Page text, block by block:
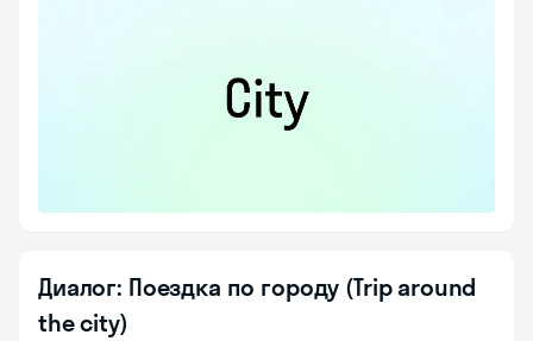
Диалог: Поездка по городу (Trip around
the city)